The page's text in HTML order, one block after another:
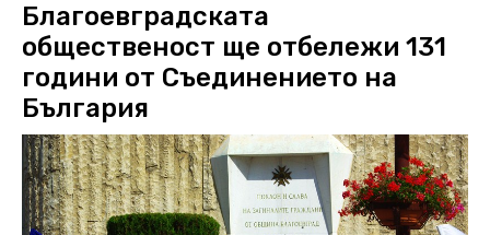
Благоевградската
общественост ще отбележи 131
години от Съединението на
България